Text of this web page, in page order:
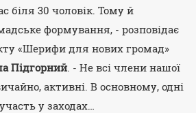
біля 30 чоловік. Тому й
формування, - розповідає
«Шерифи для нових громад»
Підгорний . - Не всі члени нашої
активні. В основному, одні
у заходах…